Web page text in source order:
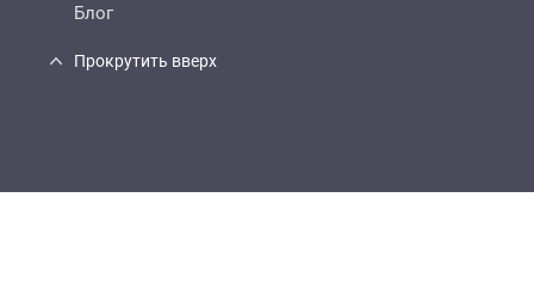
Блог
Прокрутить вверх